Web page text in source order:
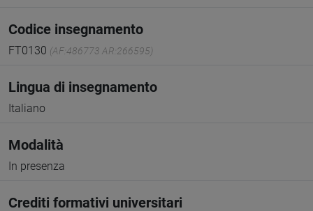
Codice insegnamento
FT0130 (AF:486773 AR:266595)
Lingua di insegnamento
Italiano
Modalità
In presenza
Crediti formativi universitari